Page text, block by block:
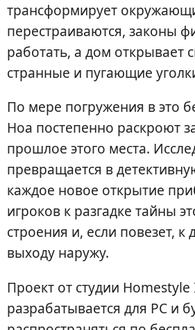
трансформирует
перестраиваются, законы
работать, а дом открывает
странные и пугающие
По мере погружения в это
Ноа постепенно раскроют
прошлое этого места.
превращается в
каждое новое открытие
игроков к разгадке тайны
строения и, если повезет,
выходу наружу.
Проект от студии
разрабатывается для PC и